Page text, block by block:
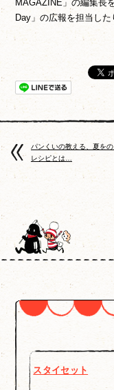
MAGAZINE」の編集長
Day」の広報を担当し
パンくいの教える、夏を
レシピとは…
スタイセット